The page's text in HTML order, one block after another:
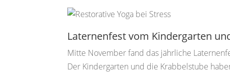
Laternenfest vom Kindergarten
Mitte November fand das jährliche
Der Kindergarten und die Krabbelstube